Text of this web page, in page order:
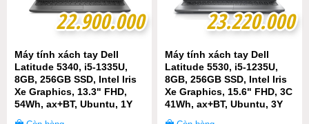
22.900.000
22.900.000
Máy tính xách tay Dell
Latitude 5340, i5-1335U,
8GB, 256GB SSD, Intel Iris
Xe Graphics, 13.3" FHD,
54Wh, ax+BT, Ubuntu, 1Y
23.220.000
23.220.000
Máy tính xách tay Dell
Latitude 5530, i5-1235U,
8GB, 256GB SSD, Intel Iris
Xe Graphics, 15.6" FHD, 3C
41Wh, ax+BT, Ubuntu, 3Y